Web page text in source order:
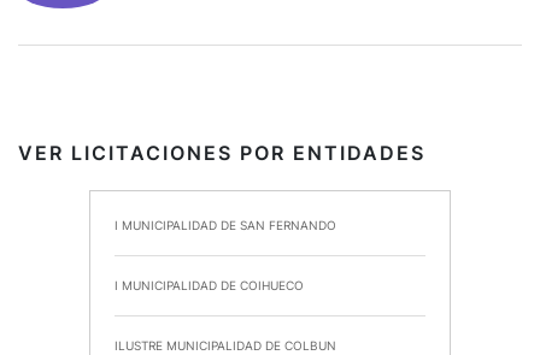
VER LICITACIONES POR ENTIDADES
I MUNICIPALIDAD DE SAN FERNANDO
I MUNICIPALIDAD DE COIHUECO
ILUSTRE MUNICIPALIDAD DE COLBUN